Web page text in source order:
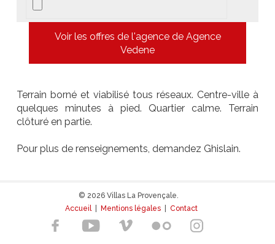
Voir les offres de l'agence de Agence
Vedene
Terrain borné et viabilisé tous réseaux. Centre-ville à
quelques minutes à pied. Quartier calme. Terrain
clôturé en partie.
Pour plus de renseignements, demandez Ghislain.
© 2026 Villas La Provençale.
Accueil| Mentions légales Contact